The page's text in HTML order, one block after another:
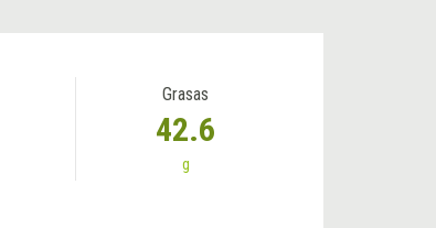
Grasas
42.6
g